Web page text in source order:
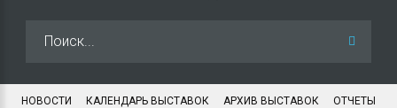
НОВОСТИ КАЛЕНДАРЬ ВЫСТАВОК АРХИВ ВЫСТАВОК ОТЧЕТЫ